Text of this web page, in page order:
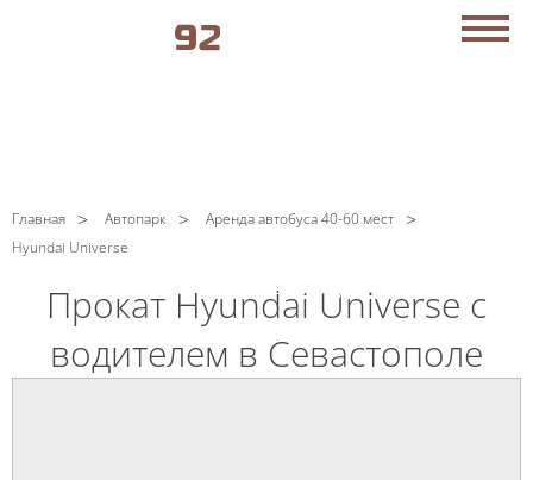
Мы работаем круглосуточно!
Главная Автопарк
Аренда автобуса 40-60 мест
Hyundai Universe
Прокат Hyundai Universe с
водителем в Севастополе
Политикой конфиденциальности
ознакомлен(а), даю